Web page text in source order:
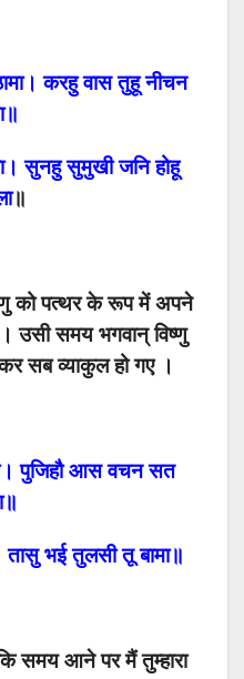
करहु वास तुहू नीचन
सुनहु सुमुखी जनि होहू
॥
को पत्थर के रूप में अपने
उसी समय भगवान् विष्णु
सब व्याकुल हो गए ।
पुजिहौ आस वचन सत
भई तुलसी तू बामा॥
समय आने पर मैं तुम्हारा